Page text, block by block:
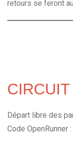
retours se feront
Départ libre des
Code OpenRunner :